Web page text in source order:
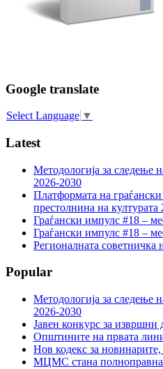
Google translate
Select Language ▼
Latest
Методологија за следење
2026-2030
Платформата на
престолнина на културата
Граѓански импулс #18 –
Граѓански импулс #18 –
Регионалната
Popular
Методологија за следење
2026-2030
Јавен конкурс за извршни
Општините на првата
Нов кодекс за
МЦМС стана полноправна